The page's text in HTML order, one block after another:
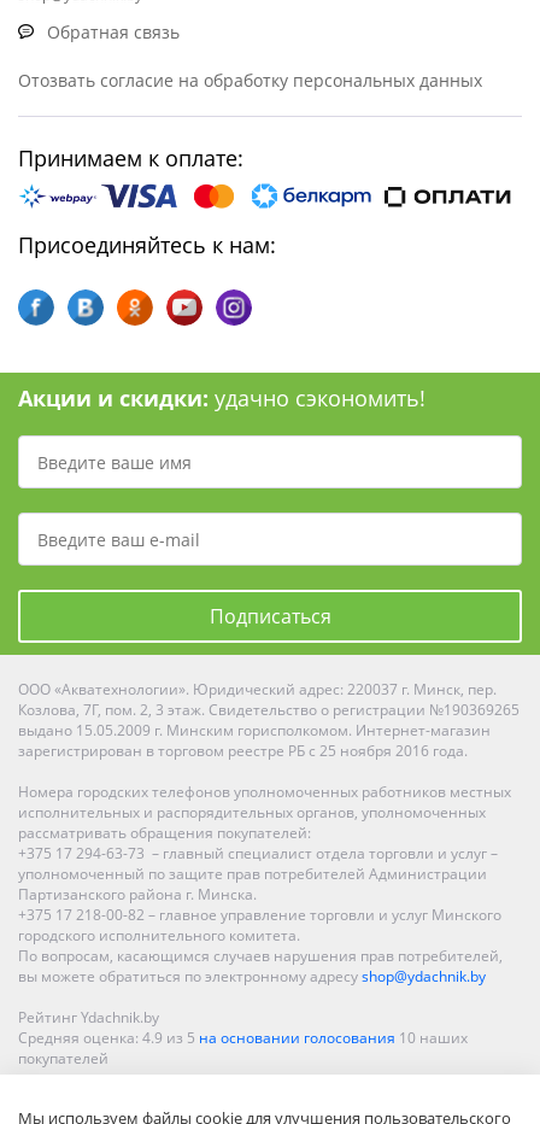
Обратная связь
Отозвать согласие на обработку персональных данных
Принимаем к оплате:
Присоединяйтесь к нам:
Акции и скидки: удачно сэкономить!
Подписаться
ООО «Акватехнологии». Юридический адрес: 220037 г. Минск, пер.
Козлова, 7Г, пом. 2, 3 этаж. Свидетельство о регистрации №190369265
выдано 15.05.2009 г. Минским горисполкомом. Интернет-магазин
зарегистрирован в торговом реестре РБ с 25 ноября 2016 года.
Номера городских телефонов уполномоченных работников местных
исполнительных и распорядительных органов, уполномоченных
рассматривать обращения покупателей:
+375 17 294-63-73 – главный специалист отдела торговли и услуг –
уполномоченный по защите прав потребителей Администрации
Партизанского района г. Минска.
+375 17 218-00-82 – главное управление торговли и услуг Минского
городского исполнительного комитета.
По вопросам, касающимся случаев нарушения прав потребителей,
вы можете обратиться по электронному адресуshop@ydachnik.by
Рейтинг Ydachnik.by
Средняя оценка: 4.9 из 5 на основании голосования 10 наших
покупателей
Мы используем файлы cookie для улучшения пользовательского